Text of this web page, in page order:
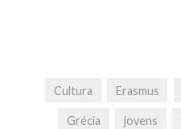
Cultura Erasmus
Grécia jovens